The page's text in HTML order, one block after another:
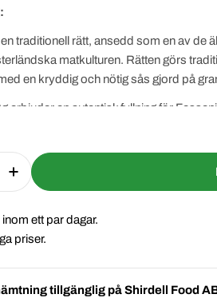
traditionell rätt, ansedd som en av de
matkulturen. Rätten görs
en kryddig och nötig sås gjord på
erbjuder en autentisk fyllning för
för att skapa den perfekta
en genuin och smakrik Fessenjan-gryta
Quantity For Äkta Fyllning
Increase Quantity For Äkta
ett par dagar.
priser.
tillgänglig påShirdell Food